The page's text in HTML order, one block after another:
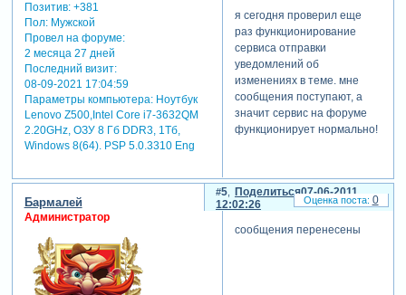
Позитив: +381
Пол:Мужской
Провел на форуме:
2 месяца 27 дней
Последний визит:
08-09-2021 17:04:59
Параметры компьютера:Ноутбук
Lenovo Z500,Intel Core i7-3632QM
2.20GHz, ОЗУ 8 Гб DDR3, 1Тб,
Windows 8(64). PSP 5.0.3310 Eng
я сегодня проверил еще
раз функционирование
сервиса отправки
уведомлений об
изменениях в теме. мне
сообщения поступают, а
значит сервис на форуме
функционирует нормально!
Поделиться
5
07-06-2011
12:02:26
Бармалей
Администратор
сообщения перенесены
0